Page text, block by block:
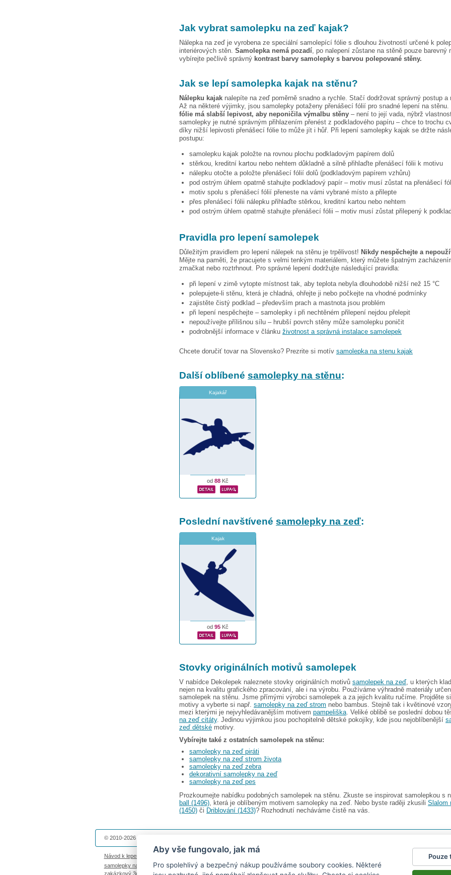
Jak vybrat samolepku na zeď kajak?
Nálepka na zeď je vyrobena ze speciální samolepící fólie s dlouhou životností určené k
interiérových stěn. Samolepka nemá pozadí , po nalepení zůstane na stěně pouze barevný
vybírejte pečlivě správný kontrast barvy samolepky s barvou polepované stěny.
Jak se lepí samolepka kajak na stěnu?
Nálepku kajak nalepíte na zeď poměrně snadno a rychle. Stačí dodržovat správný postup a
Až na některé výjimky, jsou samolepky potaženy přenášecí fólií pro snadné lepení na stěnu.
fólie má slabší lepivost, aby neponičila výmalbu stěny – není to její vada, nýbrž
samolepky je nutné správným přihlazením přenést z podkladového papíru – chce to trochu
díky nižší lepivosti přenášecí fólie to může jít i hůř. Při lepení samolepky kajak se držte
postupu:
samolepku kajak položte na rovnou plochu podkladovým papírem dolů
stěrkou, kreditní kartou nebo nehtem důkladně a silně přihlaďte přenášecí fólii k motivu
nálepku otočte a položte přenášecí fólií dolů (podkladovým papírem vzhůru)
pod ostrým úhlem opatrně stahujte podkladový papír – motiv musí zůstat na přenášecí
motiv spolu s přenášecí fólií přeneste na vámi vybrané místo a přilepte
přes přenášecí fólii nálepku přihlaďte stěrkou, kreditní kartou nebo nehtem
pod ostrým úhlem opatrně stahujte přenášecí fólii – motiv musí zůstat přilepený k
Pravidla pro lepení samolepek
Důležitým pravidlem pro lepení nálepek na stěnu je trpělivost! Nikdy nespěchejte a
Mějte na paměti, že pracujete s velmi tenkým materiálem, který můžete špatným
zmačkat nebo roztrhnout. Pro správné lepení dodržujte následující pravidla:
při lepení v zimě vytopte místnost tak, aby teplota nebyla dlouhodobě nižší než 15 °C
polepujete-li stěnu, která je chladná, ohřejte ji nebo počkejte na vhodné podmínky
zajistěte čistý podklad – především prach a mastnota jsou problém
při lepení nespěchejte – samolepky i při nechtěném přilepení nejdou přelepit
nepoužívejte přílišnou sílu – hrubší povrch stěny může samolepku poničit
podrobnější informace v článku životnost a správná instalace samolepek
Chcete doručiť tovar na Slovensko? Prezrite si motív samolepka na stenu kajak
Další oblíbené samolepky na stěnu:
Kajakář
od 88 Kč
Poslední navštívené samolepky na zeď:
Kajak
od 95 Kč
Stovky originálních motivů samolepek
V nabídce Dekolepek naleznete stovky originálních motivů samolepek na zeď, u kterých
nejen na kvalitu grafického zpracování, ale i na výrobu. Používáme výhradně materiály
samolepek na stěnu. Jsme přímými výrobci samolepek a za jejich kvalitu ručíme. Projděte
motivy a vyberte si např. samolepky na zeď strom nebo bambus. Stejně tak i květinové
mezi kterými je nejvyhledávanějším motivem pampeliška . Veliké oblibě se poslední dobou
na zeď citáty. Jedinou výjimkou jsou pochopitelně dětské pokojíky, kde jsou nejoblíbenější
zeď dětské motivy.
Vybírejte také z ostatních samolepek na stěnu:
samolepky na zeď piráti
samolepky na zeď strom života
samolepky na zeď zebra
dekorativní samolepky na zeď
samolepky na zeď pes
Prozkoumejte nabídku podobných samolepek na stěnu. Zkuste se inspirovat samolepkou s
ball (1496) , která je oblíbeným motivem samolepky na zeď. Nebo byste raději zkusili Slalom
(1450) či Driblování (1433)? Rozhodnutí necháváme čistě na vás.
© 2010-2026 Dekolepky.cz provozuje
Návod k lepení Životnost samolepek na zeď Magazín |
samolepky na auto
|fotomagnetky na lednici|fotokalendáře|kühlschrank fotomagnete|foto magnesy na lodówkę samolepky dieťa v aute|
zakázkový 3d tisk
hodinový manžel česká lípa|živicové nálepky
Aby vše fungovalo, jak má
Pro spolehlivý a bezpečný nákup používáme soubory cookies. Některé
Pouze